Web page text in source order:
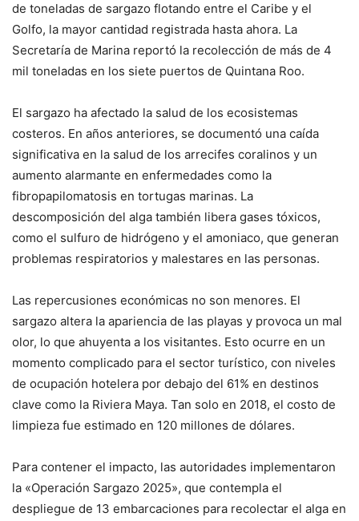
de toneladas de sargazo flotando entre el Caribe y el
Golfo, la mayor cantidad registrada hasta ahora. La
Secretaría de Marina reportó la recolección de más de 4
mil toneladas en los siete puertos de Quintana Roo.
El sargazo ha afectado la salud de los ecosistemas
costeros. En años anteriores, se documentó una caída
significativa en la salud de los arrecifes coralinos y un
aumento alarmante en enfermedades como la
fibropapilomatosis en tortugas marinas. La
descomposición del alga también libera gases tóxicos,
como el sulfuro de hidrógeno y el amoniaco, que generan
problemas respiratorios y malestares en las personas.
Las repercusiones económicas no son menores. El
sargazo altera la apariencia de las playas y provoca un mal
olor, lo que ahuyenta a los visitantes. Esto ocurre en un
momento complicado para el sector turístico, con niveles
de ocupación hotelera por debajo del 61% en destinos
clave como la Riviera Maya. Tan solo en 2018, el costo de
limpieza fue estimado en 120 millones de dólares.
Para contener el impacto, las autoridades implementaron
la «Operación Sargazo 2025», que contempla el
despliegue de 13 embarcaciones para recolectar el alga en